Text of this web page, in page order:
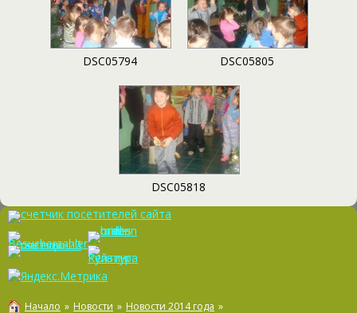
DSC05794 DSC05805
DSC05818
Начало » Новости » Новости 2014 года »